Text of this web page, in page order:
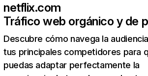
netflix.com
Tráfico web orgánico y de
Descubre cómo navega la
tus principales competidores para
puedas adaptar perfectamente la